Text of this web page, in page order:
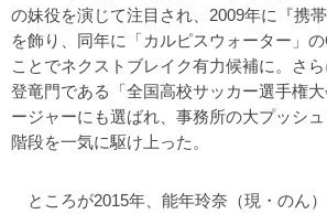
の妹役を演じて注目され、2009年に『携
を飾り、同年に「カルピスウォーター」
ことでネクストブレイク有力候補に。さ
登竜門である「全国高校サッカー選手権
ージャーにも選ばれ、事務所の大プッシ
階段を一気に駆け上った。
ところが2015年、能年玲奈（現・のん